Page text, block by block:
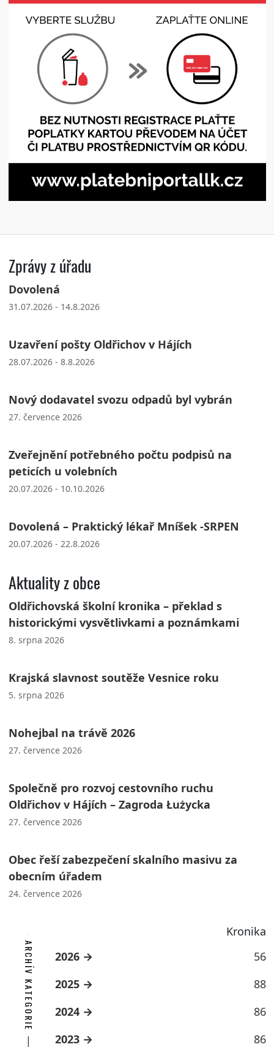
Zprávy z úřadu
Dovolená
31.07.2026 - 14.8.2026
Uzavření pošty Oldřichov v Hájích
28.07.2026 - 8.8.2026
Nový dodavatel svozu odpadů byl vybrán
27. července 2026
Zveřejnění potřebného počtu podpisů na
peticích u volebních
20.07.2026 - 10.10.2026
Dovolená – Praktický lékař Mníšek -SRPEN
20.07.2026 - 22.8.2026
Aktuality z obce
Oldřichovská školní kronika – překlad s
historickými vysvětlivkami a poznámkami
8. srpna 2026
Krajská slavnost soutěže Vesnice roku
5. srpna 2026
Nohejbal na trávě 2026
27. července 2026
Společně pro rozvoj cestovního ruchu
Oldřichov v Hájích – Zagroda Łużycka
27. července 2026
Obec řeší zabezpečení skalního masivu za
obecním úřadem
24. července 2026
Kronika
ARCHÍV KATEGORIE 2026
56
2025
88
2024
86
2023
86